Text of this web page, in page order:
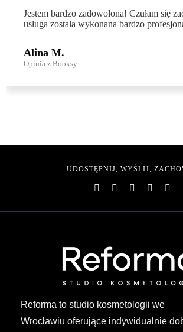
Jestem bardzo zadowolona! Czułam się
usługa została wykonana bardzo
Alina M.
Opinia z Booksy
UDOSTĘPNIJ, WYŚLIJ,
Reforma to studio kosmetologii we
Wrocławiu oferujące indywidualnie